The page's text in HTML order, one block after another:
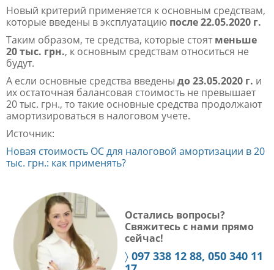
Новый критерий применяется к основным средствам,
которые введены в эксплуатацию после 22.05.2020 г.
Таким образом, те средства, которые стоятменьше
20 тыс. грн., к основным средствам относиться не
будут.
А если основные средства введены до 23.05.2020 г. и
их остаточная балансовая стоимость не превышает
20 тыс. грн., то такие основные средства продолжают
амортизироваться в налоговом учете.
Источник:
Новая стоимость ОС для налоговой амортизации в 20
тыс. грн.: как применять?
Остались вопросы?
Свяжитесь с нами прямо
сейчас!
〉 097 338 12 88, 050 340 11